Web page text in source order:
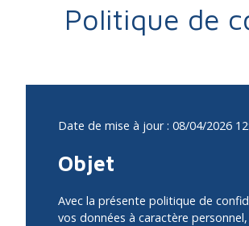
Politique de
Date de mise à jour : 08/04/2026
Objet
Avec la présente politique de
vos données à caractère